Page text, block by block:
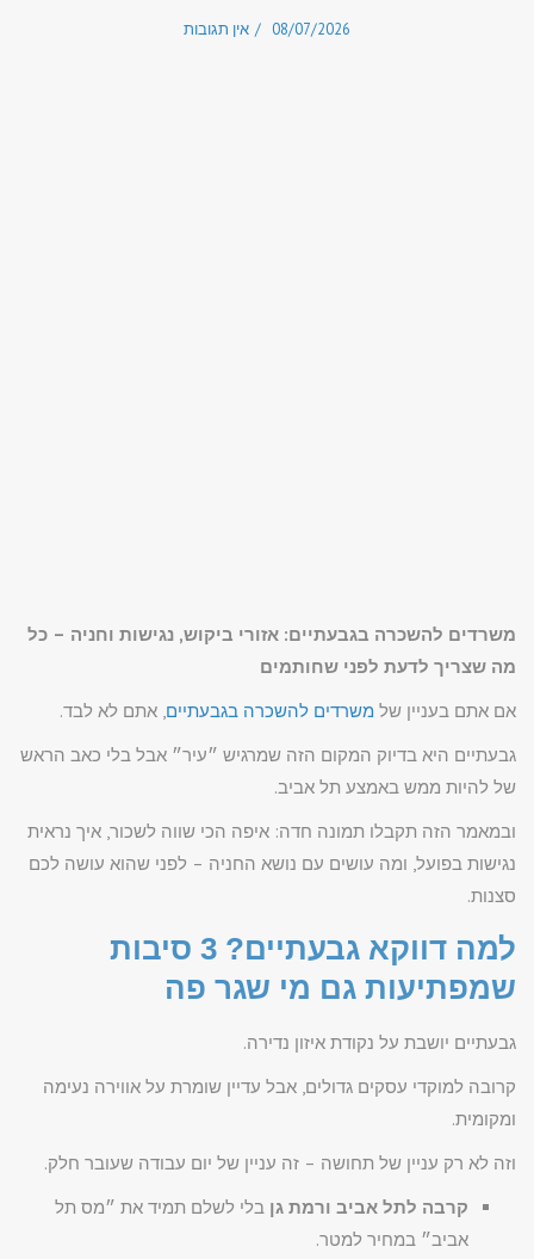
08/07/2026 אין תגובות
משרדים להשכרה בגבעתיים: אזורי ביקוש, נגישות וחניה – כל
מה שצריך לדעת לפני שחותמים
אם אתם בעניין של משרדים להשכרה בגבעתיים, אתם לא לבד.
גבעתיים היא בדיוק המקום הזה שמרגיש ״עיר״ אבל בלי כאב הראש
של להיות ממש באמצע תל אביב.
ובמאמר הזה תקבלו תמונה חדה: איפה הכי שווה לשכור, איך נראית
נגישות בפועל, ומה עושים עם נושא החניה – לפני שהוא עושה לכם
סצנות.
למה דווקא גבעתיים? 3 סיבות
שמפתיעות גם מי שגר פה
גבעתיים יושבת על נקודת איזון נדירה.
קרובה למוקדי עסקים גדולים, אבל עדיין שומרת על אווירה נעימה
ומקומית.
וזה לא רק עניין של תחושה – זה עניין של יום עבודה שעובר חלק.
קרבה לתל אביב ורמת גן בלי לשלם תמיד את ״מס תל
אביב״ במחיר למטר.